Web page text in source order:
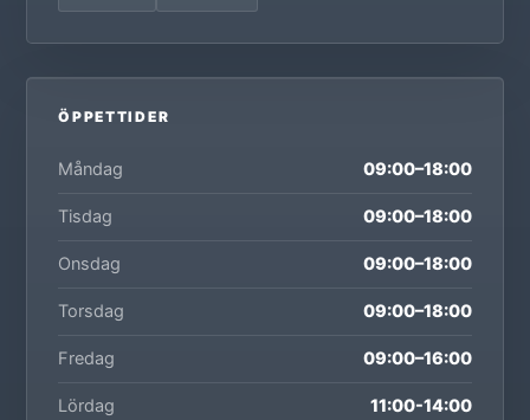
ÖPPETTIDER
Måndag 09:00–18:00
Tisdag 09:00–18:00
Onsdag 09:00–18:00
Torsdag 09:00–18:00
Fredag 09:00–16:00
Lördag 11:00-14:00